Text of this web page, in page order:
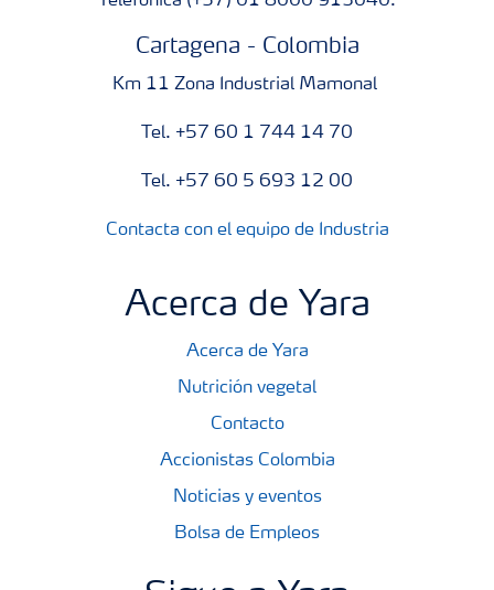
Cartagena - Colombia
Km 11 Zona Industrial Mamonal
Tel. +57 60 1 744 14 70
Tel. +57 60 5 693 12 00
Contacta con el equipo de Industria
Acerca de Yara
Acerca de Yara
Nutrición vegetal
Contacto
Accionistas Colombia
Noticias y eventos
Bolsa de Empleos